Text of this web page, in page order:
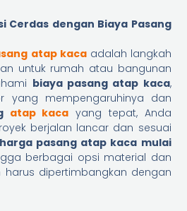
Cerdas dengan Biaya Pasang
atap kacaadalah langkah
untuk rumah atau bangunan
biaya pasang atap kaca,
yang mempengaruhinya dan
atap kaca yang tepat, Anda
berjalan lancar dan sesuai
harga pasang atap kaca mulai
berbagai opsi material dan
harus dipertimbangkan dengan